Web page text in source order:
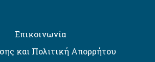
Επικοινωνία
και Πολιτική Απορρήτου